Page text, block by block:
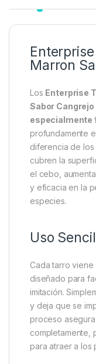
Marron
Los Enterprise
Sabor Cangrejo
especialmente
profundamente
diferencia de
cubren la
el cebo,
y eficacia en la
especies.
Uso
Cada tarro viene
diseñado para
imitación.
y deja que se
proceso
completamente,
para atraer a los